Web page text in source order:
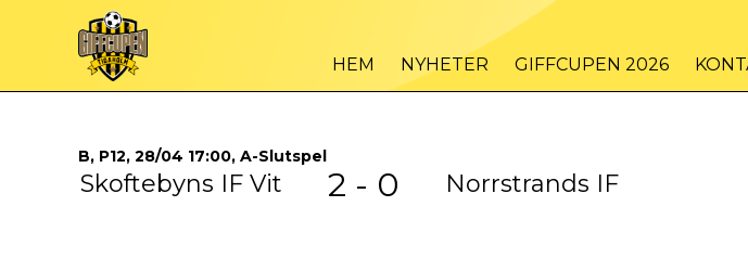
HEM NYHETER GIFFCUPEN 2026
B, P12, 28/04 17:00, A-Slutspel
Skoftebyns IF Vit 2 - 0 Norrstrands IF